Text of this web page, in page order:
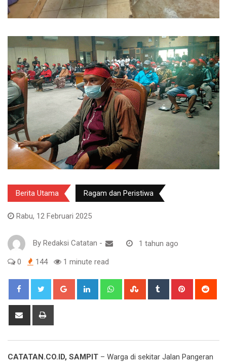
Berita Utama Ragam dan Peristiwa
Rabu, 12 Februari 2025
By Redaksi Catatan - 1 tahun ago
0 144 1 minute read
Google+ LinkedIn WhatsappStumbleUpon
Tumblr Pinterest
Share
CATATAN.CO.ID, SAMPIT – Warga di sekitar Jalan Pangeran